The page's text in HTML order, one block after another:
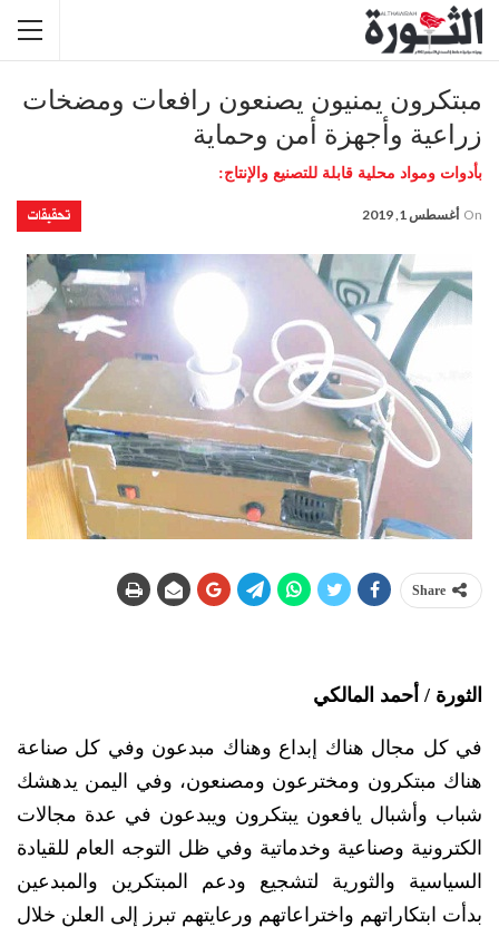
مبتكرون يمنيون يصنعون رافعات ومضخات
زراعية وأجهزة أمن وحماية
بأدوات ومواد محلية قابلة للتصنيع والإنتاج:
تحقيقات On أغسطس 1, 2019
Share
الثورة / أحمد المالكي
في كل مجال هناك إبداع وهناك مبدعون وفي كل صناعة
هناك مبتكرون ومخترعون ومصنعون، وفي اليمن يدهشك
شباب وأشبال يافعون يبتكرون ويبدعون في عدة مجالات
الكترونية وصناعية وخدماتية وفي ظل التوجه العام للقيادة
السياسية والثورية لتشجيع ودعم المبتكرين والمبدعين
بدأت ابتكاراتهم واختراعاتهم ورعايتهم تبرز إلى العلن خلال